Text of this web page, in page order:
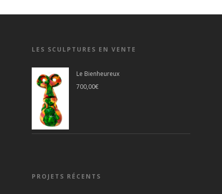
LES SCULPTURES EN VENTE
Le Bienheureux
700,00€
PROJETS RÉCENTS